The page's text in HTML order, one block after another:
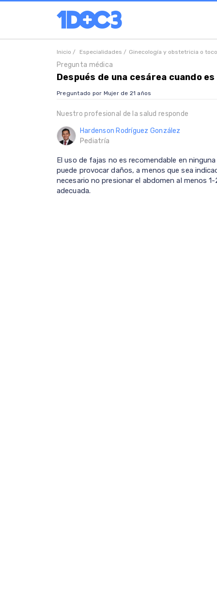
Inicio / Especialidades / Ginecología y obstetricia o
Pregunta médica
Después de una cesárea cuando
Preguntado por Mujer de 21 años
Nuestro profesional de la salud responde
Hardenson Rodríguez González
Pediatría
El uso de fajas no es recomendable en
puede provocar daños, a menos que sea
necesario no presionar el abdomen al menos
adecuada.